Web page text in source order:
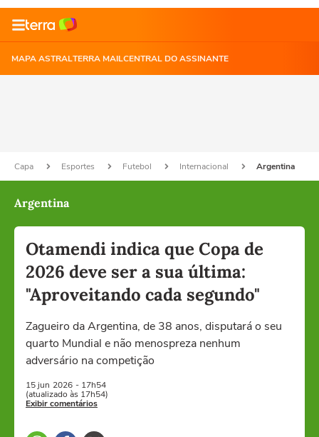
MAPA ASTRALTERRA MAILCENTRAL DO ASSINANTE
Capa Esportes Futebol Internacional Argentina
Argentina
Otamendi indica que Copa de
2026 deve ser a sua última:
"Aproveitando cada segundo"
Zagueiro da Argentina, de 38 anos, disputará o seu
quarto Mundial e não menospreza nenhum
adversário na competição
15 jun 2026 - 17h54
(atualizado às 17h54)
Exibir comentários